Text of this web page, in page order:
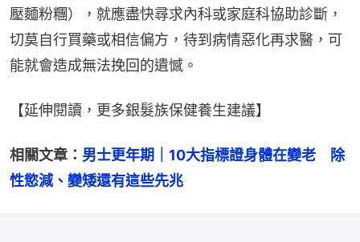
壓麵粉糰），就應盡快尋求內科或家庭科協助診斷，
切莫自行買藥或相信偏方，待到病情惡化再求醫，可
能就會造成無法挽回的遺憾。
【延伸閱讀，更多銀髮族保健養生建議】
相關文章： 男士更年期｜10大指標證身體在變老　除
性慾減、變矮還有這些先兆